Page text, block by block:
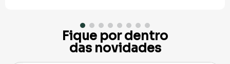
Fique por dentro
das novidades